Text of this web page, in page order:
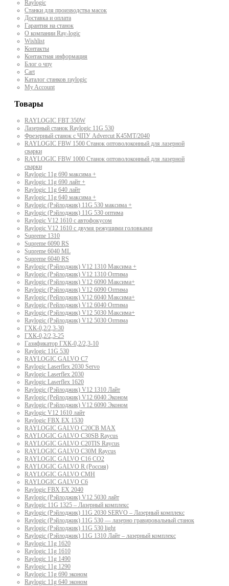
Raylogic
Станки для производства масок
Доставка и оплата
Гарантия на станок
О компании Ray-logic
Wishlist
Контакты
Контактная информация
Блог о чпу
Cart
Каталог станков raylogic
My Account
Товары
RAYLOGIC FBT 350W
Лазерный станок Raylogic 11G 530
Фрезерный станок с ЧПУ Advercut K45MT/2040
RAYLOGIC FBW 1500 Станок оптоволоконный для лазерной
сварки
RAYLOGIC FBW 1000 Станок оптоволоконный для лазерной
сварки
Raylogic 11g 690 максима +
Raylogic 11g 690 лайт +
Raylogic 11g 640 лайт
Raylogic 11g 640 максима +
Raylogic (Рэйлоджик) 11G 530 максима +
Raylogic (Рэйлоджик) 11G 530 оптима
Raylogic V12 1610 с автофокусом
Raylogic V12 1610 с двумя режущими головками
Supreme 1310
Supreme 6090 RS
Supreme 6040 ML
Supreme 6040 RS
Raylogic (Рэйлоджик) V12 1310 Максима +
Raylogic (Рэйлоджик) V12 1310 Оптима
Raylogic (Рэйлоджик) V12 6090 Максима+
Raylogic (Рэйлоджик) V12 6090 Оптима
Raylogic (Рейлоджик) V12 6040 Максима+
Raylogic (Рейлоджик) V12 6040 Оптима
Raylogic (Рэйлоджик) V12 5030 Максима+
Raylogic (Рэйлоджик) V12 5030 Оптима
ГХК-0,2/2,3-30
ГХК-0,2/2,3-25
Газификатор ГХК-0,2/2,3-10
Raylogic 11G 530
RAYLOGIC GALVO С7
Raylogic Laserflex 2030 Servo
Raylogic Laserflex 2030
Raylogic Laserflex 1620
Raylogic (Рэйлоджик) V12 1310 Лайт
Raylogic (Рейлоджик) V12 6040 Эконом
Raylogic (Рэйлоджик) V12 6090 Эконом
Raylogic V12 1610 лайт
Raylogic FBX EX 1530
RAYLOGIC GALVO С20CB MAX
RAYLOGIC GALVO С30SB Raycus
RAYLOGIC GALVO C20TIS Raycus
RAYLOGIC GALVO С30M Raycus
RAYLOGIC GALVO С16 CO2
RAYLOGIC GALVO R (Россия)
RAYLOGIC GALVO CMH
RAYLOGIC GALVO С6
Raylogic FBX EX 2040
Raylogic (Рэйлоджик) V12 5030 лайт
Raylogic 11G 1325 – Лазерный комплекс
Raylogic (Рэйлоджик) 11G 2030 SERVO – Лазерный комплекс
Raylogic (Рэйлоджик) 11G 530 — лазерно гравировальный станок
Raylogic (Рэйлоджик) 11G 530 light
Raylogic (Рэйлоджик) 11G 1310 Лайт – лазерный комплекс
Raylogic 11g 1620
Raylogic 11g 1610
Raylogic 11g 1490
Raylogic 11g 1290
Raylogic 11g 690 эконом
Raylogic 11g 640 эконом